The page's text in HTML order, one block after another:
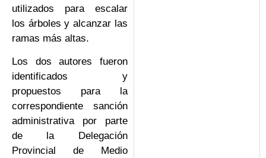
utilizados para escalar
los árboles y alcanzar las
ramas más altas.
Los dos autores fueron
identificados y
propuestos para la
correspondiente sanción
administrativa por parte
de la Delegación
Provincial de Medio